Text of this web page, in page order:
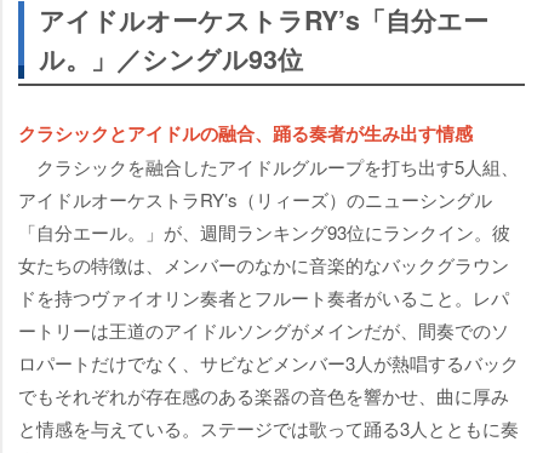
アイドルオーケストラRY’s「自分エー
ル。」／シングル93位
クラシックとアイドルの融合、踊る奏者が生み出す情感
クラシックを融合したアイドルグループを打ち出す5人組、
アイドルオーケストラRY’s（リィーズ）のニューシングル
「自分エール。」が、週間ランキング93位にランクイン。彼
女たちの特徴は、メンバーのなかに音楽的なバックグラウン
ドを持つヴァイオリン奏者とフルート奏者がいること。レパ
ートリーは王道のアイドルソングがメインだが、間奏でのソ
ロパートだけでなく、サビなどメンバー3人が熱唱するバック
でもそれぞれが存在感のある楽器の音色を響かせ、曲に厚み
と情感を与えている。ステージでは歌って踊る3人とともに奏